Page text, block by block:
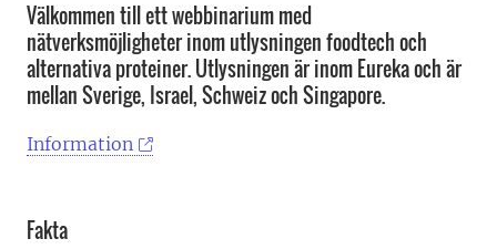
Välkommen till ett webbinarium med
nätverksmöjligheter inom utlysningen foodtech och
alternativa proteiner. Utlysningen är inom Eureka och är
mellan Sverige, Israel, Schweiz och Singapore.
Information
Fakta